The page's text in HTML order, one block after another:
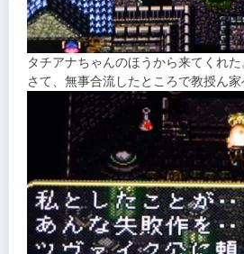
タチアナちゃんのほうから来てくれた
さて、無事合流したところで教授ん家